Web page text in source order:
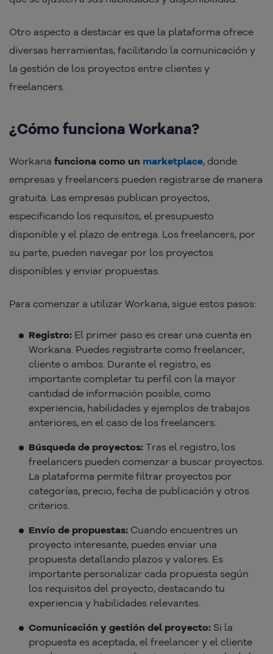
Otro aspecto a destacar es que la plataforma ofrece
diversas herramientas, facilitando la comunicación y
la gestión de los proyectos entre clientes y
freelancers.
¿Cómo funciona Workana?
Workana funciona como un marketplace, donde
empresas y freelancers pueden registrarse de manera
gratuita. Las empresas publican proyectos,
especificando los requisitos, el presupuesto
disponible y el plazo de entrega. Los freelancers, por
su parte, pueden navegar por los proyectos
disponibles y enviar propuestas.
Para comenzar a utilizar Workana, sigue estos pasos:
Registro: El primer paso es crear una cuenta en
Workana. Puedes registrarte como freelancer,
cliente o ambos. Durante el registro, es
importante completar tu perfil con la mayor
cantidad de información posible, como
experiencia, habilidades y ejemplos de trabajos
anteriores, en el caso de los freelancers.
Búsqueda de proyectos: Tras el registro, los
freelancers pueden comenzar a buscar proyectos.
La plataforma permite filtrar proyectos por
categorías, precio, fecha de publicación y otros
criterios.
Envío de propuestas: Cuando encuentres un
proyecto interesante, puedes enviar una
propuesta detallando plazos y valores. Es
importante personalizar cada propuesta según
los requisitos del proyecto, destacando tu
experiencia y habilidades relevantes.
Comunicación y gestión del proyecto: Si la
propuesta es aceptada, el freelancer y el cliente